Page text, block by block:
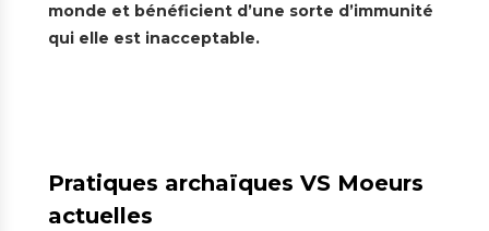
monde et bénéficient d’une sorte d’immunité
qui elle est inacceptable.
Pratiques archaïques VS Moeurs
actuelles